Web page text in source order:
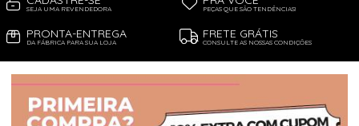
SEJA UMA REVENDEDORA PEÇAS QUE SÃO TENDÊNCIAS!
PRONTA-ENTREGA
DA FÁBRICA PARA SUA LOJA
FRETE GRÁTIS
CONSULTE AS NOSSAS CONDIÇÕES